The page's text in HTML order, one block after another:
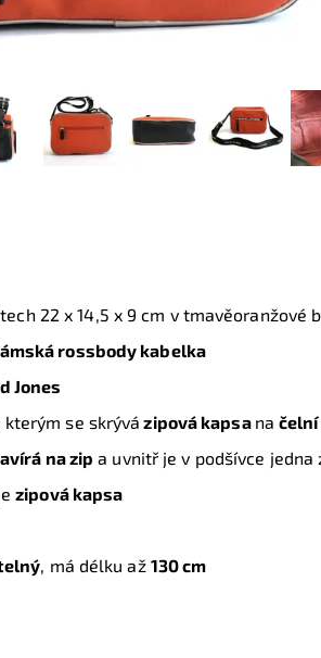
22 x 14,5 x 9 cm v tmavěoranžové
rossbody kabelka
Jones
kterým se skrývá zipová kapsa načelní
na zip a uvnitř je v podšívce jedna
zipová kapsa
, má délku až 130 cm